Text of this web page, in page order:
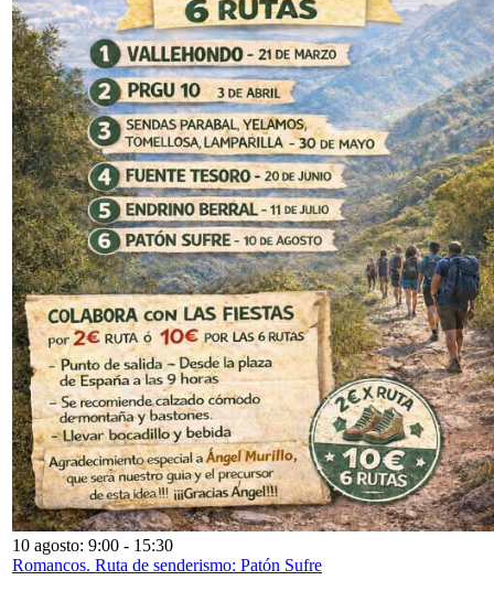
10 agosto: 9:00 - 15:30
Romancos. Ruta de senderismo: Patón Sufre